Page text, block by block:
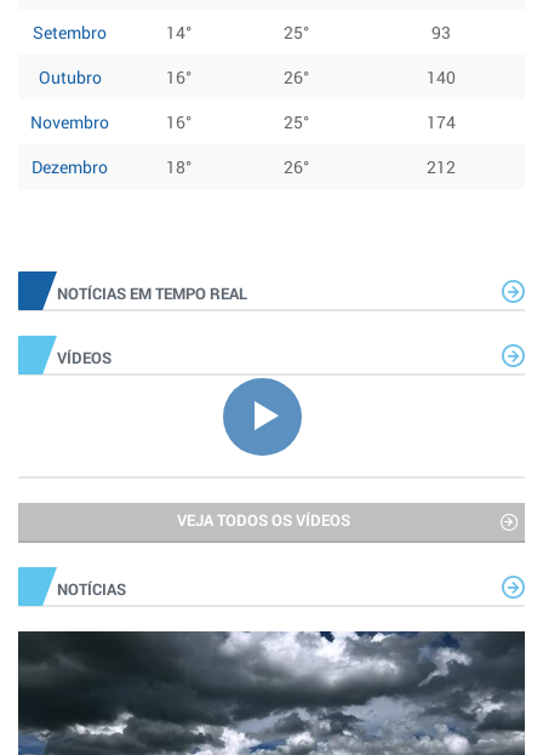
Setembro
14° 25°
93
Outubro
16° 26°
140
Novembro
16° 25°
174
Dezembro
18° 26° 212
NOTÍCIAS EM TEMPO REAL
VÍDEOS
VEJA TODOS OS VÍDEOS
NOTÍCIAS